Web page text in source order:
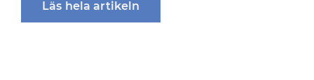
Läs hela artikeln